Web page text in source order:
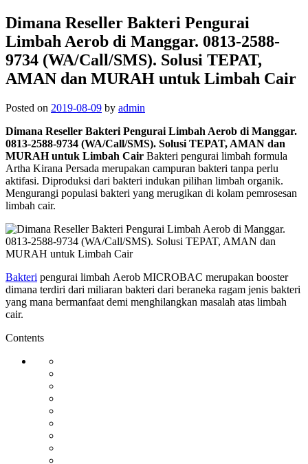
Dimana Reseller Bakteri Pengurai
Limbah Aerob di Manggar. 0813-2588-
9734 (WA/Call/SMS). Solusi TEPAT,
AMAN dan MURAH untuk Limbah Cair
Posted on 2019-08-09 by admin
Dimana Reseller Bakteri Pengurai Limbah Aerob di Manggar.
0813-2588-9734 (WA/Call/SMS). Solusi TEPAT, AMAN dan
MURAH untuk Limbah Cair Bakteri pengurai limbah formula
Artha Kirana Persada merupakan campuran bakteri tanpa perlu
aktifasi. Diproduksi dari bakteri indukan pilihan limbah organik.
Mengurangi populasi bakteri yang merugikan di kolam pemrosesan
limbah cair.
Bakteri pengurai limbah Aerob MICROBAC merupakan booster
dimana terdiri dari miliaran bakteri dari beraneka ragam jenis bakteri
yang mana bermanfaat demi menghilangkan masalah atas limbah
cair.
Contents